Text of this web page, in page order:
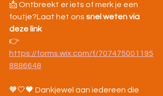
📩 Ontbreekt er iets of merk je een
foutje?Laat het ons snel weten via
deze link
👉
https://forms.wix.com/f/707475001195
8886648
🧡🤍🖤 Dankjewel aan iedereen die